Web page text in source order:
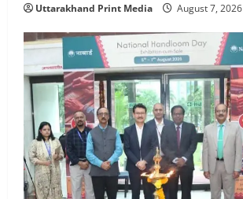
Uttarakhand Print Media August 7, 2026